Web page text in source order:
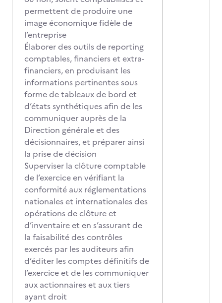
permettent de produire une
image économique fidèle de
l’entreprise
Élaborer des outils de reporting
comptables, financiers et extra-
financiers, en produisant les
informations pertinentes sous
forme de tableaux de bord et
d’états synthétiques afin de les
communiquer auprès de la
Direction générale et des
décisionnaires, et préparer ainsi
la prise de décision
Superviser la clôture comptable
de l’exercice en vérifiant la
conformité aux réglementations
nationales et internationales des
opérations de clôture et
d’inventaire et en s’assurant de
la faisabilité des contrôles
exercés par les auditeurs afin
d’éditer les comptes définitifs de
l’exercice et de les communiquer
aux actionnaires et aux tiers
ayant droit